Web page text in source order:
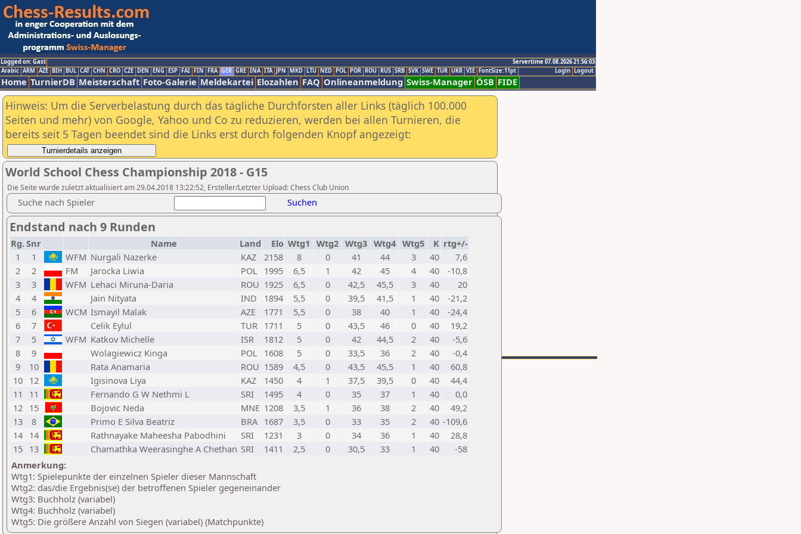
Logged on: Gast
Servertime 07.08.2026 21:56:03
Logout
Login
Arabic ARM AZE BIH BUL CAT CHN CRO CZE DEN ENG ESP FAI FIN FRA GER GRE INA ITA JPN MKD LTU NED POL POR ROU RUS SRB SVK SWE TUR UKR VIE FontSize:11pt
Home TurnierDB Meisterschaft Foto-Galerie Meldekartei Elozahlen FAQ Onlineanmeldung Swiss-Manager ÖSB FIDE
Hinweis: Um die Serverbelastung durch das tägliche Durchforsten aller Links (täglich 100.000
Seiten und mehr) von Google, Yahoo und Co zu reduzieren, werden bei allen Turnieren, die
bereits seit 5 Tagen beendet sind die Links erst durch folgenden Knopf angezeigt:
World School Chess Championship 2018 - G15
Die Seite wurde zuletzt aktualisiert am 29.04.2018 13:22:52, Ersteller/Letzter Upload: Chess Club Union
Suche nach Spieler Suchen
Endstand nach 9 Runden
Rg.Snr Name Land Elo Wtg1 Wtg2 Wtg3 Wtg4 Wtg5 K rtg+/-
1
1 WFM Nurgali Nazerke KAZ 2158 8 0 41 44 3 40
7,6
2
2 FM Jarocka Liwia POL 1995 6,5 1 42 45 4 40
-10,8
3
3 WFM Lehaci Miruna-Daria ROU 1925 6,5 0 42,5 45,5 3 40
20
4
4 Jain Nityata IND 1894 5,5 0 39,5 41,5 1 40
-21,2
5
6 WCM Ismayil Malak AZE 1771 5,5 0 38 40 1 40
-24,4
6
7 Celik Eylul TUR 1711 5 0 43,5 46 0 40
19,2
7
5 WFM Katkov Michelle ISR 1812 5 0 42 44,5 2 40
-5,6
8
9 Wolagiewicz Kinga POL 1608 5 0 33,5 36 2 40
-0,4
9
10 Rata Anamaria ROU 1589 4,5 0 43,5 45,5 1 40
60,8
10 12 Igisinova Liya KAZ 1450 4 1 37,5 39,5 0 40
44,4
11
11 Fernando G W Nethmi L SRI 1495 4 0 35 37 1 40
0,0
12 15 Bojovic Neda MNE 1208 3,5 1 36 38 2 40
49,2
13
8 Primo E Silva Beatriz BRA 1687 3,5 0 33 35 2 40 -109,6
14 14 Rathnayake Maheesha Pabodhini SRI 1231 3 0 34 36 1 40
28,8
15 13 Chamathka Weerasinghe A Chethan SRI 1411 2,5 0 30,5 33 1 40
-58
Anmerkung:
Wtg1: Spielepunkte der einzelnen Spieler dieser Mannschaft
Wtg2: das/die Ergebnis(se) der betroffenen Spieler gegeneinander
Wtg3: Buchholz (variabel)
Wtg4: Buchholz (variabel)
Wtg5: Die größere Anzahl von Siegen (variabel) (Matchpunkte)